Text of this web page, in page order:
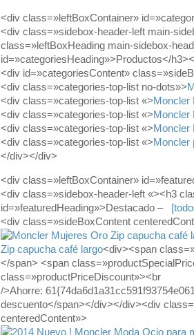
<div class=»leftBoxContainer»
<div class=»sidebox-header-left main-
class=»leftBoxHeading main-sidebox-
id=»categoriesHeading»>Productos</
<div id=»categoriesContent»
<div class=»categories-top-list no-dots»>
<div class=»categories-top-list «>Moncler
<div class=»categories-top-list «>Moncler
<div class=»categories-top-list «>Moncler
<div class=»categories-top-list «>Moncler
</div></div>
<div class=»leftBoxContainer»
<div class=»sidebox-header-left «><h3
id=»featuredHeading»>Destacado –
<div class=»sideBoxContent
Zip capucha café largo<div><span
</span> <span
class=»productPriceDiscount»><br
/>Ahorre:
descuento</span></div></div><div
centeredContent»>